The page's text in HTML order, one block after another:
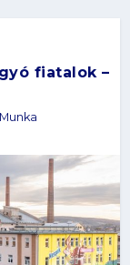
fiatalok –
Munka